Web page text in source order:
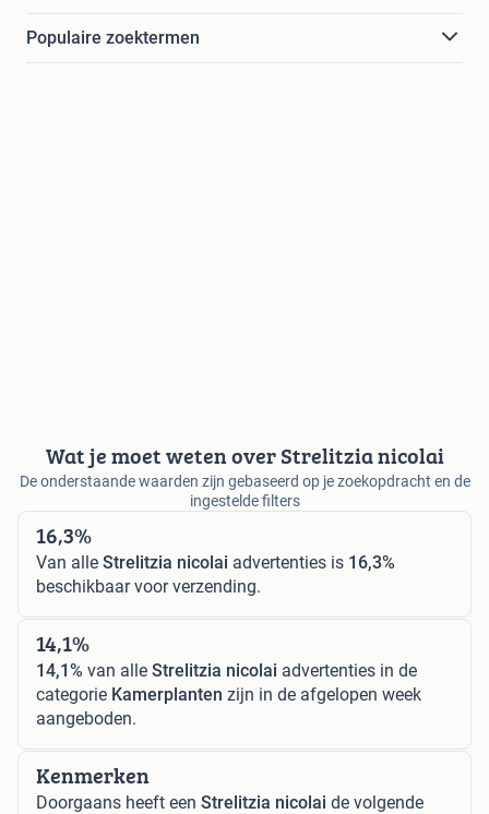
Populaire zoektermen
Wat je moet weten over Strelitzia nicolai
De onderstaande waarden zijn gebaseerd op je zoekopdracht en de
ingestelde filters
16,3%
Van alle Strelitzia nicolai advertenties is 16,3%
beschikbaar voor verzending.
14,1%
14,1% van alle Strelitzia nicolai advertenties in de
categorie Kamerplanten zijn in de afgelopen week
aangeboden.
Kenmerken
Doorgaans heeft een Strelitzia nicolai de volgende